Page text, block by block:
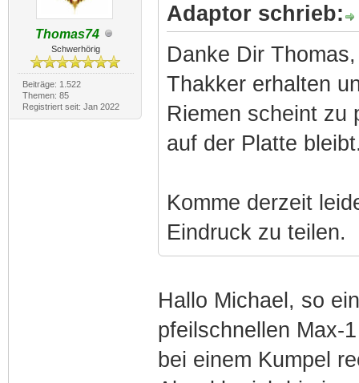
Thomas74
Schwerhörig
Beiträge: 1.522
Themen: 85
Registriert seit: Jan 2022
Adaptor schrieb:
Danke Dir
Thakker erhalten
Riemen scheint zu
auf der Platte
Komme derzeit
Eindruck zu teilen.
Hallo Michael, so
pfeilschnellen Max-
bei einem Kumpel